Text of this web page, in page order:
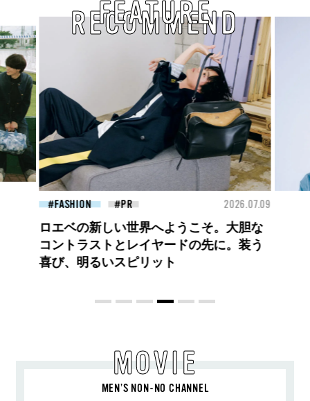
RECOMMEND
FEATURE
BEAUTY 2026.07.09
夏のパーマ、さらにあか抜け。N.（エヌ
ドット）のスタイリングアイテムで作る
旬ヘアのテクニックを、人気３サロンに
MOVIE
MEN’S NON-NO CHANNEL